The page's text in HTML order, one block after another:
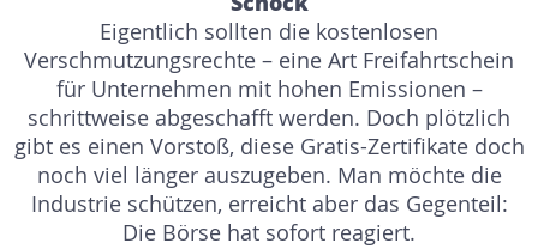
Eigentlich sollten die kostenlosen
Verschmutzungsrechte – eine Art Freifahrtschein
für Unternehmen mit hohen Emissionen –
schrittweise abgeschafft werden. Doch plötzlich
gibt es einen Vorstoß, diese Gratis-Zertifikate doch
noch viel länger auszugeben. Man möchte die
Industrie schützen, erreicht aber das Gegenteil:
Die Börse hat sofort reagiert.